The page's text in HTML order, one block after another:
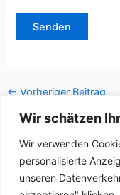
Wir schätzen
Wir verwenden
personalisierte
unseren
t
e
n
a
← Vorheriger Beitrag